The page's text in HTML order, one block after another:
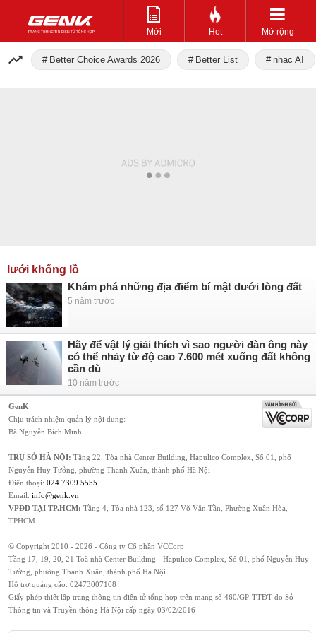
Mới Hot Mở rộng
Better Choice Awards 2026 Better List nhạc AI
lưới khổng lồ
Khám phá những địa điểm bí mật dưới lòng đất
5 năm trước
Hãy để vật lý giải thích vì sao người đàn ông này
có thể nhảy từ độ cao 7.600 mét xuống đất không
cần dù
10 năm trước
GenK
Chịu trách nhiệm quản lý nội dung:
Bà Nguyễn Bích Minh
TRỤ SỞ HÀ NỘI: Tầng 22, Tòa nhà Center Building, Hapulico Complex, Số 01, phố
Nguyễn Huy Tưởng, phường Thanh Xuân, thành phố Hà Nội
Điện thoại: 024 7309 5555
Email: info@genk.vn
VPĐD TẠI TP.HCM: Tầng 4, Tòa nhà 123, số 127 Võ Văn Tần, Phường Xuân Hòa,
TPHCM
© Copyright 2010 - 2026 - Công ty Cổ phần VCCorp
Tầng 17, 19, 20, 21 Toà nhà Center Building - Hapulico Complex, Số 01, phố Nguyễn Huy
Tưởng, phường Thanh Xuân, thành phố Hà Nội
Hỗ trợ quảng cáo: 02473007108
Giấy phép thiết lập trang thông tin điện tử tổng hợp trên mạng số 460/GP-TTĐT do Sở
Thông tin và Truyền thông Hà Nội cấp ngày 03/02/2016